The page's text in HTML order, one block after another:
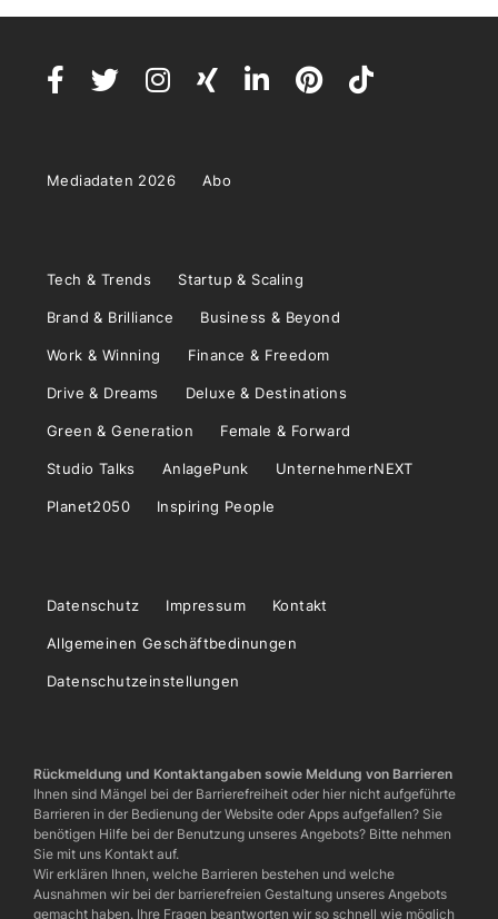
Mediadaten 2026 Abo
Tech & Trends Startup & Scaling
Brand & Brilliance Business & Beyond
Work & Winning Finance & Freedom
Drive & Dreams Deluxe & Destinations
Green & Generation Female & Forward
Studio Talks AnlagePunk UnternehmerNEXT
Planet2050 Inspiring People
Datenschutz Impressum Kontakt
Allgemeinen Geschäftbedinungen
Datenschutzeinstellungen
Rückmeldung und Kontaktangaben sowie Meldung von Barrieren
Ihnen sind Mängel bei der Barrierefreiheit oder hier nicht aufgeführte
Barrieren in der Bedienung der Website oder Apps aufgefallen? Sie
benötigen Hilfe bei der Benutzung unseres Angebots? Bitte nehmen
Sie mit uns Kontakt auf.
Wir erklären Ihnen, welche Barrieren bestehen und welche
Ausnahmen wir bei der barrierefreien Gestaltung unseres Angebots
gemacht haben. Ihre Fragen beantworten wir so schnell wie möglich